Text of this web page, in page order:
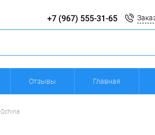
+7 (967) 555-31-65
Отзывы Главная
IQchina